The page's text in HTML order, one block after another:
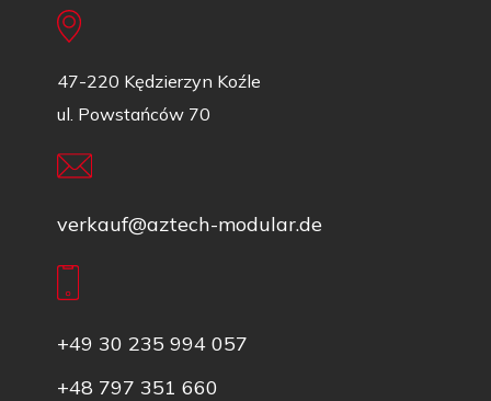
47-220 Kędzierzyn Koźle
ul. Powstańców 70
verkauf@aztech-modular.de
+49 30 235 994 057
+48 797 351 660